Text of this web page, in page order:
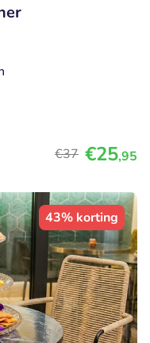
€37 €25,95
43% korting